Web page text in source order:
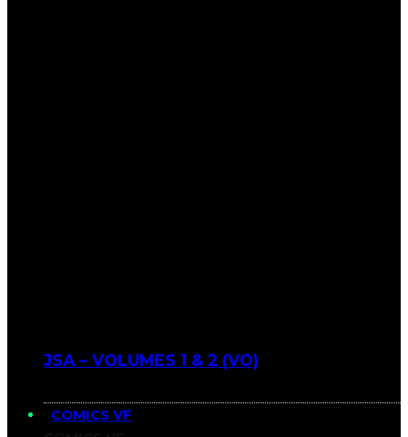
JSA – VOLUMES 1 & 2 (VO)
COMICS VF